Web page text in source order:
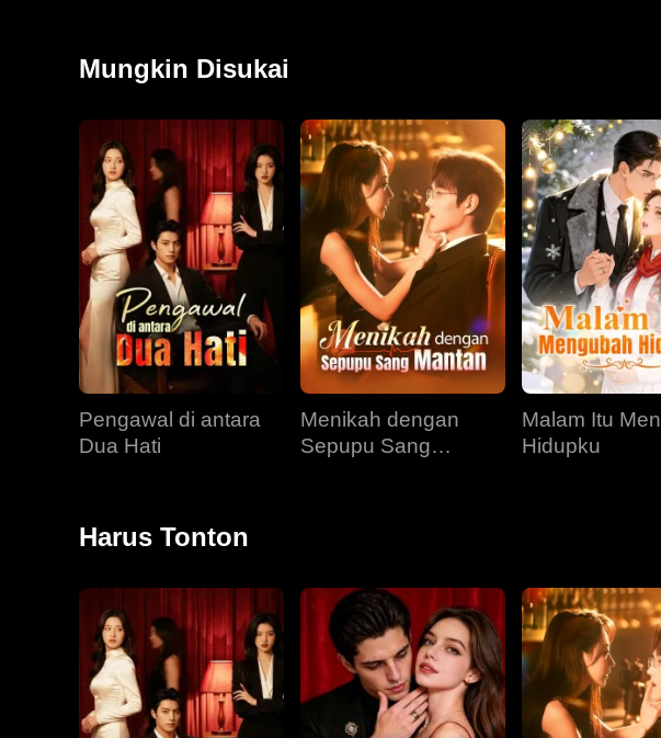
Mungkin Disukai
Pengawal di antara
Dua Hati
Menikah dengan
Sepupu Sang
Malam Itu
Hidupku
Harus Tonton